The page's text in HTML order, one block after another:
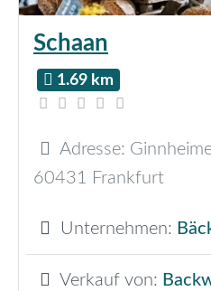
Schaan
1.69 km
Adresse:
60431 Frankfurt
Unternehmen:
Verkauf von: